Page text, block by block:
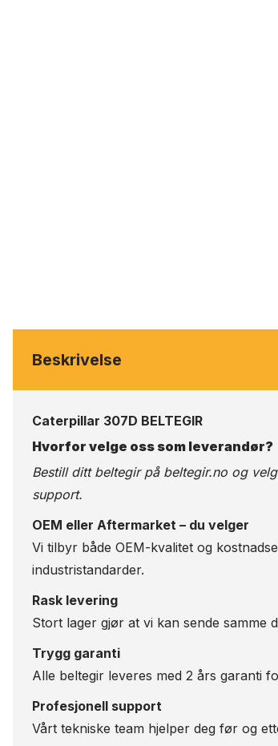
Beskrivelse
Caterpillar 307D BELTEGIR
Hvorfor velge oss som leverandør?
Bestill ditt beltegir på beltegir.no og
support.
OEM eller Aftermarket – du velger
Vi tilbyr både OEM-kvalitet og
industristandarder.
Rask levering
Stort lager gjør at vi kan sende samme
Trygg garanti
Alle beltegir leveres med 2 års garanti
Profesjonell support
Vårt tekniske team hjelper deg før og